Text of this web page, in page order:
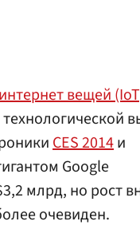
вещей
CES 2014и
Googlе
млрд, но рост
очевиден.